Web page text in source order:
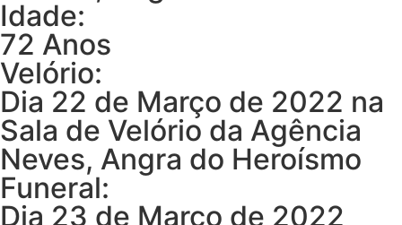
Idade:
72 Anos
Velório:
Dia 22 de Março de 2022 na
Sala de Velório da Agência
Neves, Angra do Heroísmo
Funeral:
Dia 23 de Março de 2022